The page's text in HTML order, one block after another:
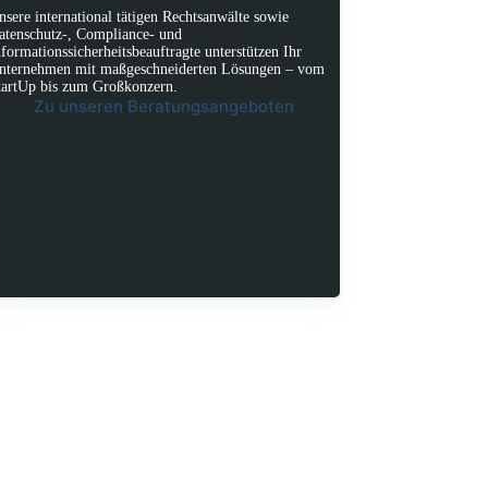
international tätigen Rechtsanwälte sowie
, Compliance- und
unterstützen Ihr
mit maßgeschneiderten Lösungen – vom
bis zum Großkonzern.
Zu unseren Beratungsangeboten